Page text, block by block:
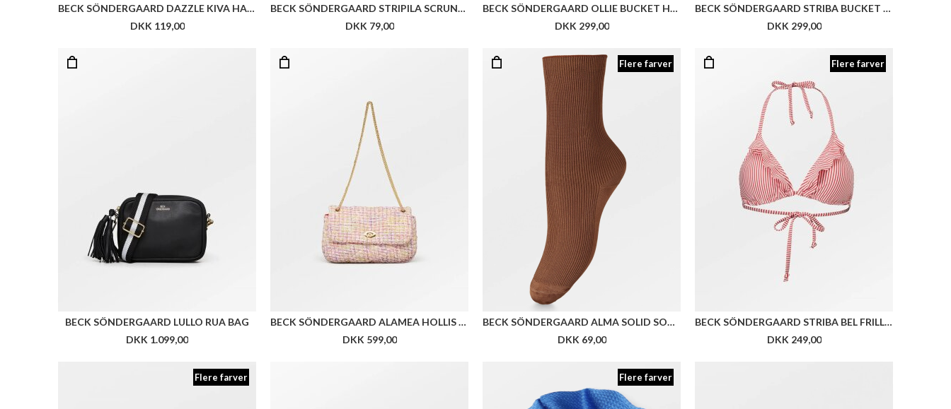
BECK SÖNDERGAARD DAZZLE KIVA HAIR CLAW
DKK 119,00
BECK SÖNDERGAARD STRIPILA SCRUNCHIE
DKK 79,00
BECK SÖNDERGAARD OLLIE BUCKET HAT
DKK 299,00
BECK SÖNDERGAARD STRIBA BUCKET HAT
DKK 299,00
BECK SÖNDERGAARD LULLO RUA BAG
DKK 1.099,00
BECK SÖNDERGAARD ALAMEA HOLLIS BAG
DKK 599,00
Flere farver
BECK SÖNDERGAARD ALMA SOLID SOCK
DKK 69,00
Flere farver
BECK SÖNDERGAARD STRIBA BEL FRILL BIKINI TOP
DKK 249,00
Flere farver Flere farver